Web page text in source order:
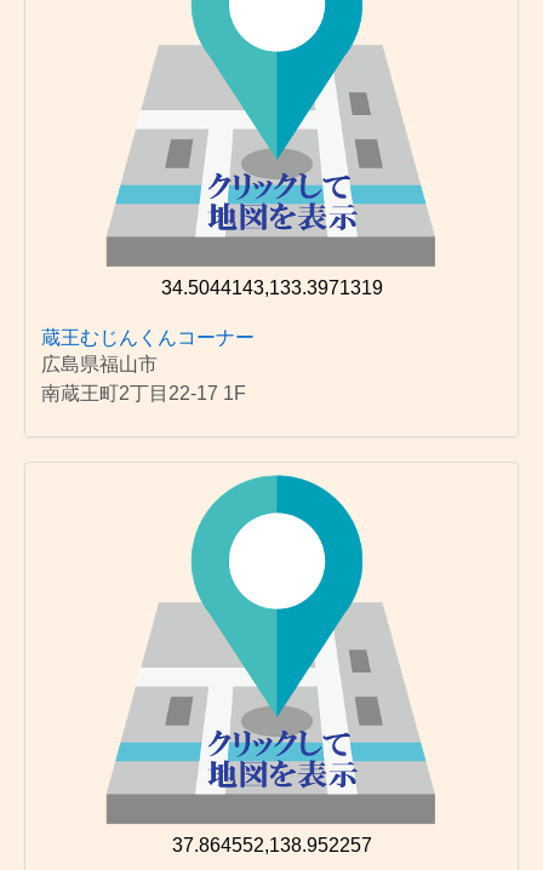
34.5044143,133.3971319
蔵王むじんくんコーナー
広島県福山市
南蔵王町2丁目22-17 1F
37.864552,138.952257